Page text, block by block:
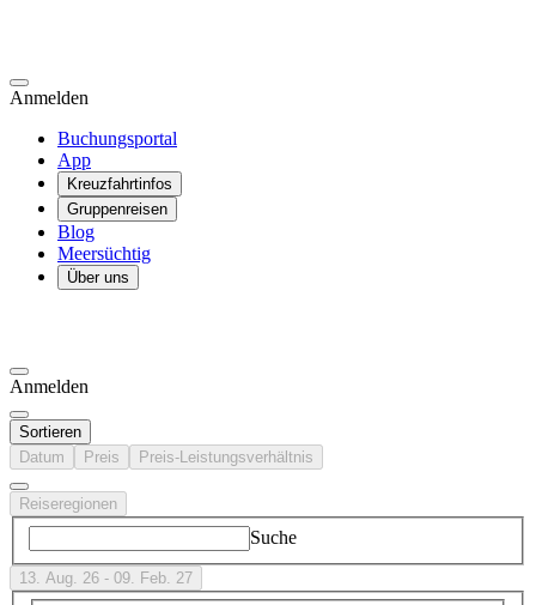
Anmelden
Buchungsportal
App
Kreuzfahrtinfos
Gruppenreisen
Blog
Meersüchtig
Über uns
Anmelden
Sortieren
Datum
Preis Preis-Leistungsverhältnis
Reiseregionen
Suche
13. Aug. 26 - 09. Feb. 27